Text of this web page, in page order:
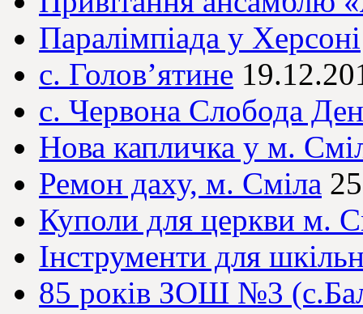
Паралімпіада у Херсоні
с. Голов’ятине
с. Червона Слобода
Нова капличка у м.
Ремон даху, м. Сміла
Куполи для церкви м.
Інструменти для
85 років ЗОШ №3